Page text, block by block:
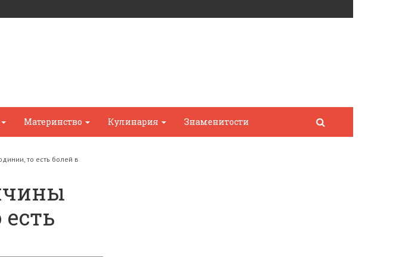
Материнство Кулинария Знаменитости
то есть болей в